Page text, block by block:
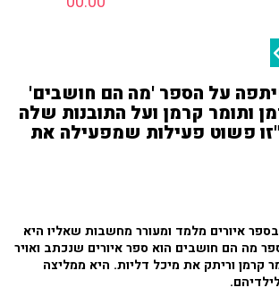
על הספר 'מה הם חושבים'
ותומר קרמן ועל התובנות שלה
פשוט פעילות שמפעילה את
איורים מלמד ומעורר מחשבות שאליו היא
מה הם חושבים הוא ספר איורים שנכתב ואויר
קרמן וריתק את מיכל דליות. היא ממליצה